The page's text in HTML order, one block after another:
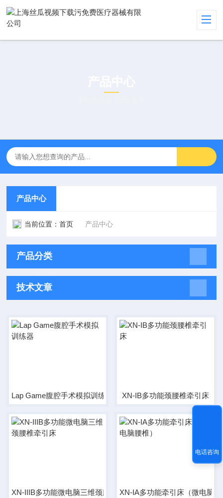
产品中心
当前位置：首页 产品中心
产品分类
技术文章
Lap Game腹腔手术模拟训练器 XN-IB多功能颈腰椎牵引床
XN-IIIB多功能微电脑三维颈腰椎牵引床XN-IA多功能牵引床（微电脑
电话咨询